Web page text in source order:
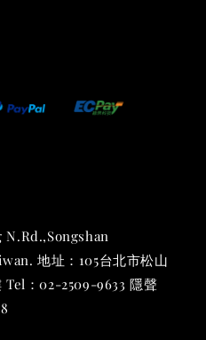
N.Rd.,Songshan
地址：105台北市松山
Tel：02-2509-9633 隱聲